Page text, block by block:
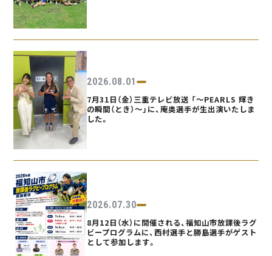
2026.08.01
7月31日（金）三重テレビ放送 「〜PEARLS 輝き
の瞬間（とき）〜」に、庵奥選手が生出演いたしま
した。
2026.07.30
8月12日（水）に開催される、福知山市放課後ラグ
ビープログラムに、西村選手と勝島選手がゲスト
として参加します。